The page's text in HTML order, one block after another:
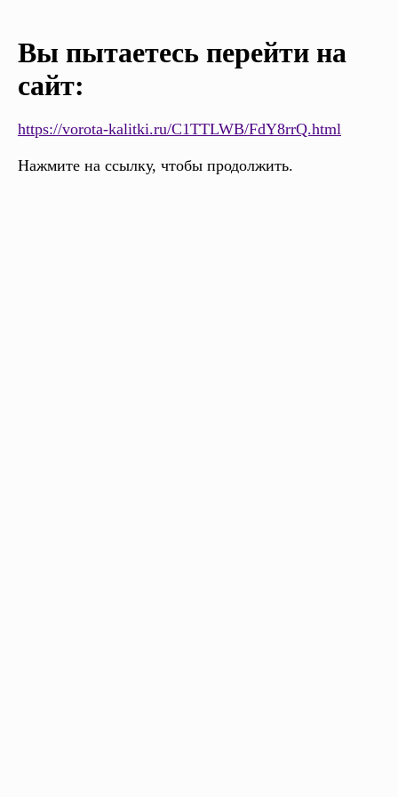
Вы пытаетесь перейти на
сайт:
https://vorota-kalitki.ru/C1TTLWB/FdY8rrQ.html
Нажмите на ссылку, чтобы продолжить.